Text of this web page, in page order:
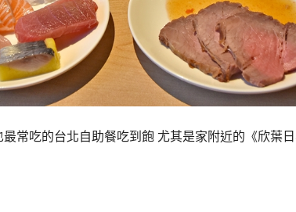
最常吃的台北自助餐吃到飽 尤其是家附近的《欣葉